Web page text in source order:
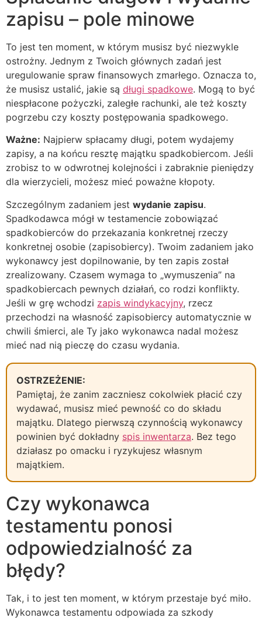
zapisu – pole minowe
To jest ten moment, w którym musisz być niezwykle
ostrożny. Jednym z Twoich głównych zadań jest
uregulowanie spraw finansowych zmarłego. Oznacza to,
że musisz ustalić, jakie są długi spadkowe. Mogą to być
niespłacone pożyczki, zaległe rachunki, ale też koszty
pogrzebu czy koszty postępowania spadkowego.
Ważne: Najpierw spłacamy długi, potem wydajemy
zapisy, a na końcu resztę majątku spadkobiercom. Jeśli
zrobisz to w odwrotnej kolejności i zabraknie pieniędzy
dla wierzycieli, możesz mieć poważne kłopoty.
Szczególnym zadaniem jest wydanie zapisu.
Spadkodawca mógł w testamencie zobowiązać
spadkobierców do przekazania konkretnej rzeczy
konkretnej osobie (zapisobiercy). Twoim zadaniem jako
wykonawcy jest dopilnowanie, by ten zapis został
zrealizowany. Czasem wymaga to „wymuszenia” na
spadkobiercach pewnych działań, co rodzi konflikty.
Jeśli w grę wchodzi zapis windykacyjny, rzecz
przechodzi na własność zapisobiercy automatycznie w
chwili śmierci, ale Ty jako wykonawca nadal możesz
mieć nad nią pieczę do czasu wydania.
OSTRZEŻENIE:
Pamiętaj, że zanim zaczniesz cokolwiek płacić czy
wydawać, musisz mieć pewność co do składu
majątku. Dlatego pierwszą czynnością wykonawcy
powinien być dokładny spis inwentarza. Bez tego
działasz po omacku i ryzykujesz własnym
majątkiem.
Czy wykonawca
testamentu ponosi
odpowiedzialność za
błędy?
Tak, i to jest ten moment, w którym przestaje być miło.
Wykonawca testamentu odpowiada za szkody